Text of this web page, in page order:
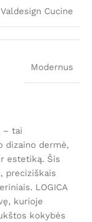
Valdesign Cucine
Modernus
– tai
dizaino dermė,
estetiką. Šis
preciziškais
LOGICA
kurioje
kokybės